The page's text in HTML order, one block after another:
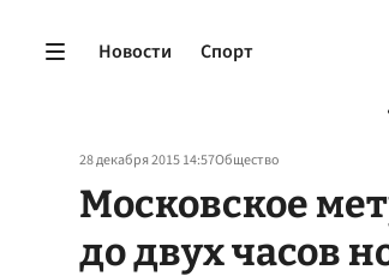
Новости Спорт
28 декабря 2015 14:57Общество
Московское
до двух часов